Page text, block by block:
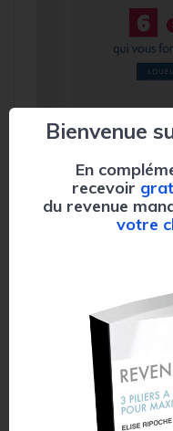
Merci
article.
Bienvenue
En
recevoir
du revenue
votre